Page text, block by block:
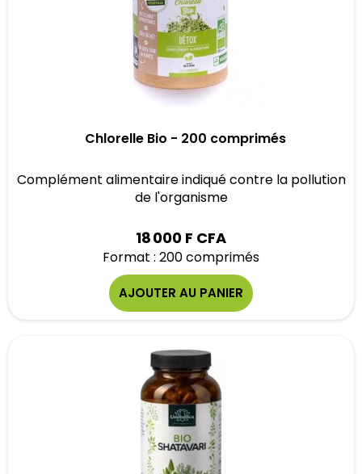
Chlorelle Bio - 200 comprimés
Complément alimentaire indiqué contre la pollution
de l'organisme
18 000 F CFA
Format : 200 comprimés
AJOUTER AU PANIER